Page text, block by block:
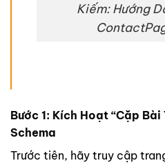
Kiếm: Hướng
Bước 1: Kích Hoạt “Cặp
Schema
Trước tiên, hãy truy cập